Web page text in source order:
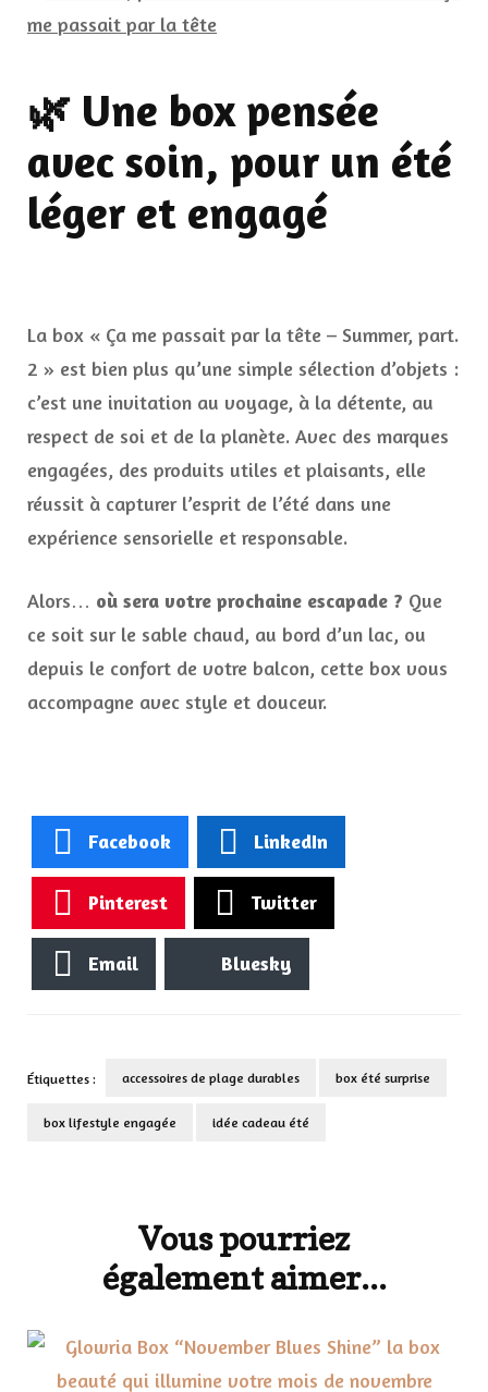
🌿 Une box pensée
avec soin, pour un été
léger et engagé
La box « Ça me passait par la tête – Summer, part.
2 » est bien plus qu’une simple sélection d’objets :
c’est une invitation au voyage, à la détente, au
respect de soi et de la planète. Avec des marques
engagées, des produits utiles et plaisants, elle
réussit à capturer l’esprit de l’été dans une
expérience sensorielle et responsable.
Alors… où sera votre prochaine escapade ? Que
ce soit sur le sable chaud, au bord d’un lac, ou
depuis le confort de votre balcon, cette box vous
accompagne avec style et douceur.
Facebook LinkedIn
Pinterest Twitter
Email Bluesky
Étiquettes : accessoires de plage durables box été surprise
box lifestyle engagée idée cadeau été
Vous pourriez
également aimer...